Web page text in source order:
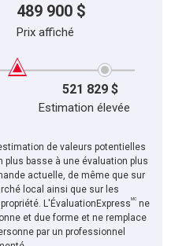
489 900 $
Prix affiché
521 829 $
Estimation élevée
de valeurs potentielles
plus basse à une évaluation plus
actuelle, de même que sur
local ainsi que sur les
L'ÉvaluationExpressMC ne
et due forme et ne remplace
par un professionnel